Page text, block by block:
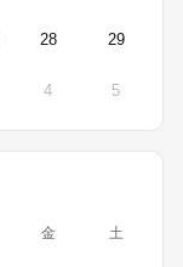
28 29
4 5
金 土